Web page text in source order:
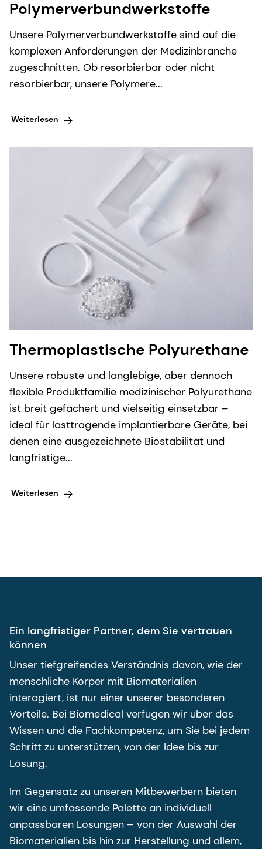
Polymerverbundwerkstoffe
Unsere Polymerverbundwerkstoffe sind auf die
komplexen Anforderungen der Medizinbranche
zugeschnitten. Ob resorbierbar oder nicht
resorbierbar, unsere Polymere...
Weiterlesen
Thermoplastische Polyurethane
Unsere robuste und langlebige, aber dennoch
flexible Produktfamilie medizinischer Polyurethane
ist breit gefächert und vielseitig einsetzbar –
ideal für lasttragende implantierbare Geräte, bei
denen eine ausgezeichnete Biostabilität und
langfristige...
Weiterlesen
Ein langfristiger Partner, dem Sie vertrauen
können
Unser tiefgreifendes Verständnis davon, wie der
menschliche Körper mit Biomaterialien
interagiert, ist nur einer unserer besonderen
Vorteile. Bei Biomedical verfügen wir über das
Wissen und die Fachkompetenz, um Sie bei jedem
Schritt zu unterstützen, von der Idee bis zur
Lösung.
Im Gegensatz zu unseren Mitbewerbern bieten
wir eine umfassende Palette an individuell
anpassbaren Lösungen – von der Auswahl der
Biomaterialien bis hin zur Herstellung und allem,